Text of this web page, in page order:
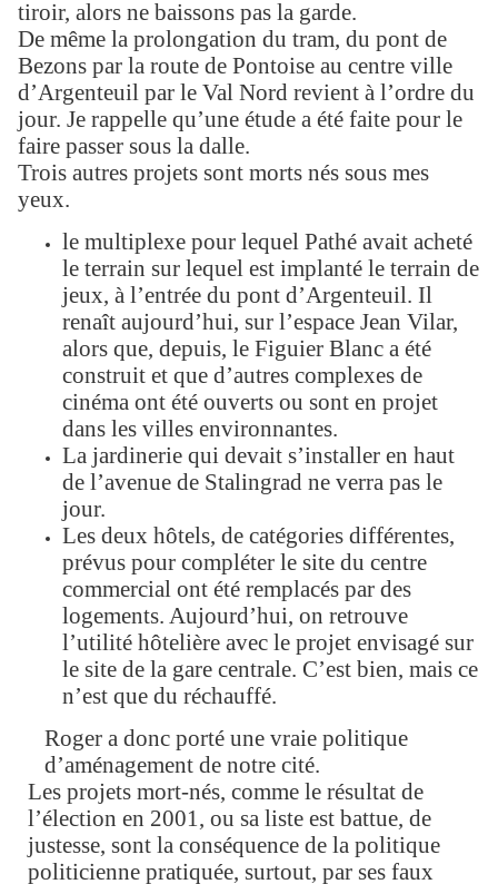
tiroir, alors ne baissons pas la garde.
De même la prolongation du tram, du pont de
Bezons par la route de Pontoise au centre ville
d’Argenteuil par le Val Nord revient à l’ordre du
jour. Je rappelle qu’une étude a été faite pour le
faire passer sous la dalle.
Trois autres projets sont morts nés sous mes
yeux.
le multiplexe pour lequel Pathé avait acheté
le terrain sur lequel est implanté le terrain de
jeux, à l’entrée du pont d’Argenteuil. Il
renaît aujourd’hui, sur l’espace Jean Vilar,
alors que, depuis, le Figuier Blanc a été
construit et que d’autres complexes de
cinéma ont été ouverts ou sont en projet
dans les villes environnantes.
La jardinerie qui devait s’installer en haut
de l’avenue de Stalingrad ne verra pas le
jour.
Les deux hôtels, de catégories différentes,
prévus pour compléter le site du centre
commercial ont été remplacés par des
logements. Aujourd’hui, on retrouve
l’utilité hôtelière avec le projet envisagé sur
le site de la gare centrale. C’est bien, mais ce
n’est que du réchauffé.
Roger a donc porté une vraie politique
d’aménagement de notre cité.
Les projets mort-nés, comme le résultat de
l’élection en 2001, ou sa liste est battue, de
justesse, sont la conséquence de la politique
politicienne pratiquée, surtout, par ses faux